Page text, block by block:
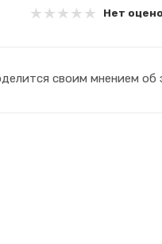
Нет
своим мнением об